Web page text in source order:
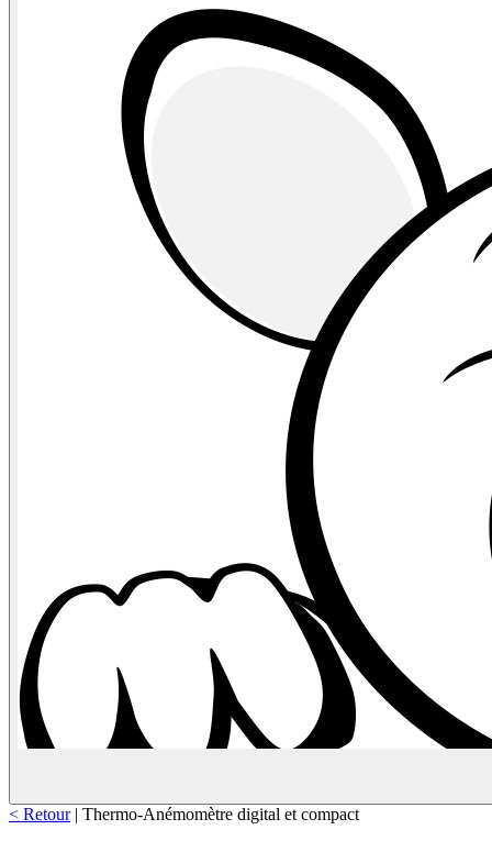
< Retour | Thermo-Anémomètre digital et compact